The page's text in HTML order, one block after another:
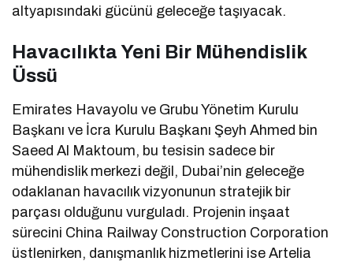
altyapısındaki gücünü geleceğe taşıyacak.
Havacılıkta Yeni Bir Mühendislik
Üssü
Emirates Havayolu ve Grubu Yönetim Kurulu
Başkanı ve İcra Kurulu Başkanı Şeyh Ahmed bin
Saeed Al Maktoum, bu tesisin sadece bir
mühendislik merkezi değil, Dubai’nin geleceğe
odaklanan havacılık vizyonunun stratejik bir
parçası olduğunu vurguladı. Projenin inşaat
sürecini China Railway Construction Corporation
üstlenirken, danışmanlık hizmetlerini ise Artelia